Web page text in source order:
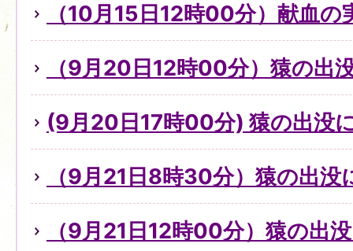
（10月15日12時00分）献血の
（9月20日12時00分）猿の出
(9月20日17時00分) 猿の出没
（9月21日8時30分）猿の出没
（9月21日12時00分）猿の出